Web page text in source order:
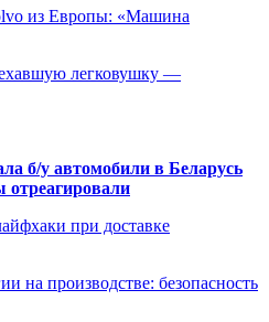
из Европы: «Машина
легковушку —
б/у автомобили в Беларусь
при доставке
на производстве: безопасность